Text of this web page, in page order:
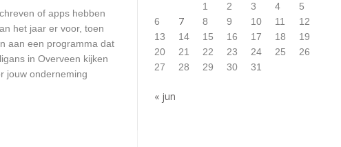
of apps hebben
het jaar er voor, toen
aan een programma dat
in Overveen kijken
jouw onderneming
1
2 3 4
5
6
7 8 9 10 11
12
13
14 15 16 17 18
19
20
21 22 23 24 25
26
27
28 29 30 31
« jun